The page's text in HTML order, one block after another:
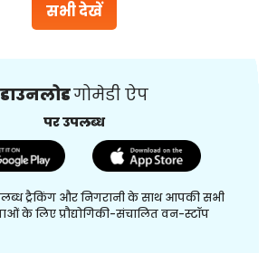
सभी देखें
डाउनलोडगोमेडी ऐप
पर उपलब्ध
ट्रैकिंग और निगरानी के साथ आपकी सभी
के लिए प्रौद्योगिकी-संचालित वन-स्टॉप